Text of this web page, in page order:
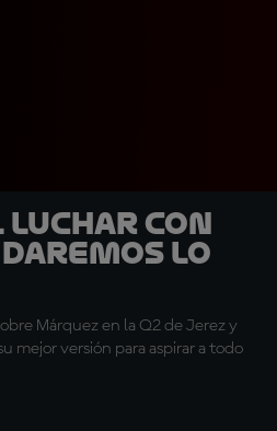
con
lo
Márquez en la Q2 de Jerez y
mejor versión para aspirar a todo